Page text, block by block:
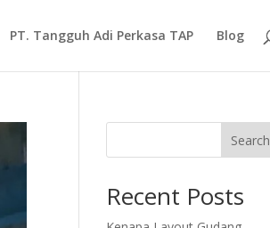
PT. Tangguh Adi Perkasa TAP Blog
Search
Recent Posts